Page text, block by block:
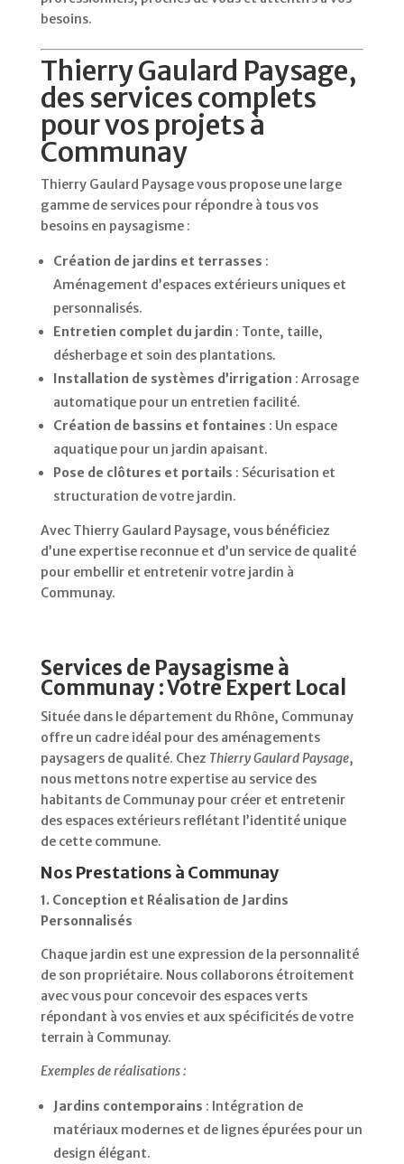
besoins.
Thierry Gaulard Paysage,
des services complets
pour vos projets à
Communay
Thierry Gaulard Paysage vous propose une large
gamme de services pour répondre à tous vos
besoins en paysagisme :
Création de jardins et terrasses :
Aménagement d’espaces extérieurs uniques et
personnalisés.
Entretien complet du jardin : Tonte, taille,
désherbage et soin des plantations.
Installation de systèmes d’irrigation : Arrosage
automatique pour un entretien facilité.
Création de bassins et fontaines : Un espace
aquatique pour un jardin apaisant.
Pose de clôtures et portails : Sécurisation et
structuration de votre jardin.
Avec Thierry Gaulard Paysage, vous bénéficiez
d’une expertise reconnue et d’un service de qualité
pour embellir et entretenir votre jardin à
Communay.
Services de Paysagisme à
Communay : Votre Expert Local
Située dans le département du Rhône, Communay
offre un cadre idéal pour des aménagements
paysagers de qualité. Chez Thierry Gaulard Paysage,
nous mettons notre expertise au service des
habitants de Communay pour créer et entretenir
des espaces extérieurs reflétant l’identité unique
de cette commune.
Nos Prestations à Communay
1. Conception et Réalisation de Jardins
Personnalisés
Chaque jardin est une expression de la personnalité
de son propriétaire. Nous collaborons étroitement
avec vous pour concevoir des espaces verts
répondant à vos envies et aux spécificités de votre
terrain à Communay.
Exemples de réalisations :
Jardins contemporains : Intégration de
matériaux modernes et de lignes épurées pour un
design élégant.